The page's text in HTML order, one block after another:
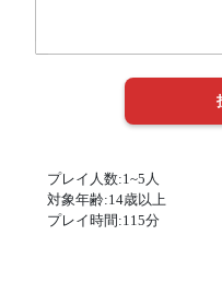
プレイ人数:1~5人
対象年齢:14歳以上
プレイ時間:115分